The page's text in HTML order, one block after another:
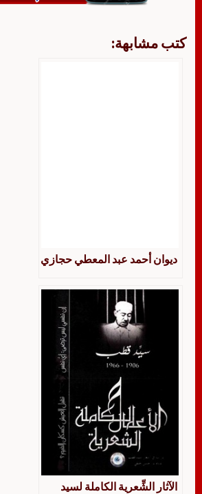
كتب مشابهة:
ديوان أحمد عبد المعطي حجازي
الآثار الشِّعرية الكاملة لسيد